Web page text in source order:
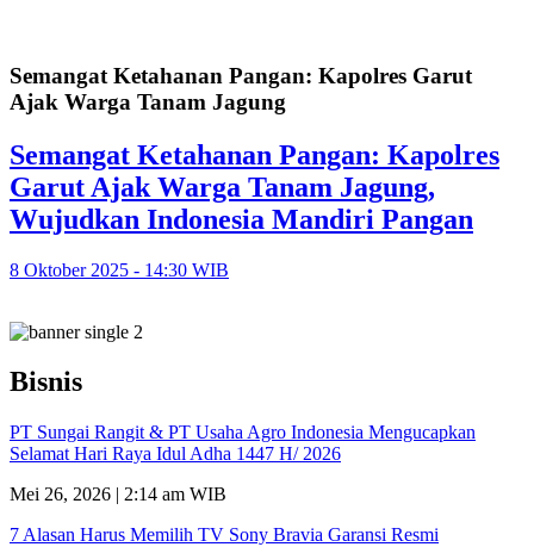
Semangat Ketahanan Pangan: Kapolres Garut
Ajak Warga Tanam Jagung
Semangat Ketahanan Pangan: Kapolres
Garut Ajak Warga Tanam Jagung,
Wujudkan Indonesia Mandiri Pangan
8 Oktober 2025 - 14:30 WIB
Bisnis
PT Sungai Rangit & PT Usaha Agro Indonesia Mengucapkan
Selamat Hari Raya Idul Adha 1447 H/ 2026
Mei 26, 2026 | 2:14 am WIB
7 Alasan Harus Memilih TV Sony Bravia Garansi Resmi